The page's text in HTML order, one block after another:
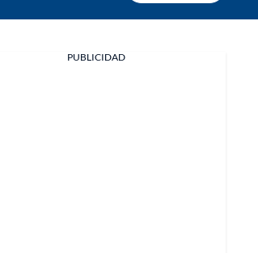
PUBLICIDAD